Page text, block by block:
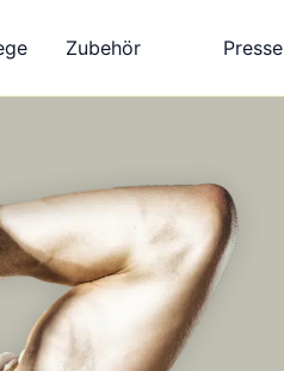
Zubehör Presse